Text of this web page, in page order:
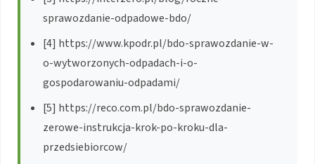
sprawozdanie-odpadowe-bdo/
[4] https://www.kpodr.pl/bdo-sprawozdanie-w-
o-wytworzonych-odpadach-i-o-
gospodarowaniu-odpadami/
[5] https://reco.com.pl/bdo-sprawozdanie-
zerowe-instrukcja-krok-po-kroku-dla-
przedsiebiorcow/